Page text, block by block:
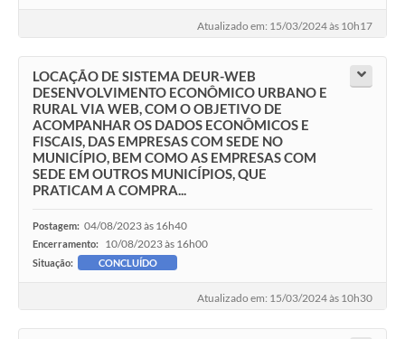
Atualizado em: 15/03/2024 às 10h17
LOCAÇÃO DE SISTEMA DEUR-WEB
DESENVOLVIMENTO ECONÔMICO URBANO E
RURAL VIA WEB, COM O OBJETIVO DE
ACOMPANHAR OS DADOS ECONÔMICOS E
FISCAIS, DAS EMPRESAS COM SEDE NO
MUNICÍPIO, BEM COMO AS EMPRESAS COM
SEDE EM OUTROS MUNICÍPIOS, QUE
PRATICAM A COMPRA...
Postagem: 04/08/2023 às 16h40
Encerramento: 10/08/2023 às 16h00
Situação: CONCLUÍDO
Atualizado em: 15/03/2024 às 10h30